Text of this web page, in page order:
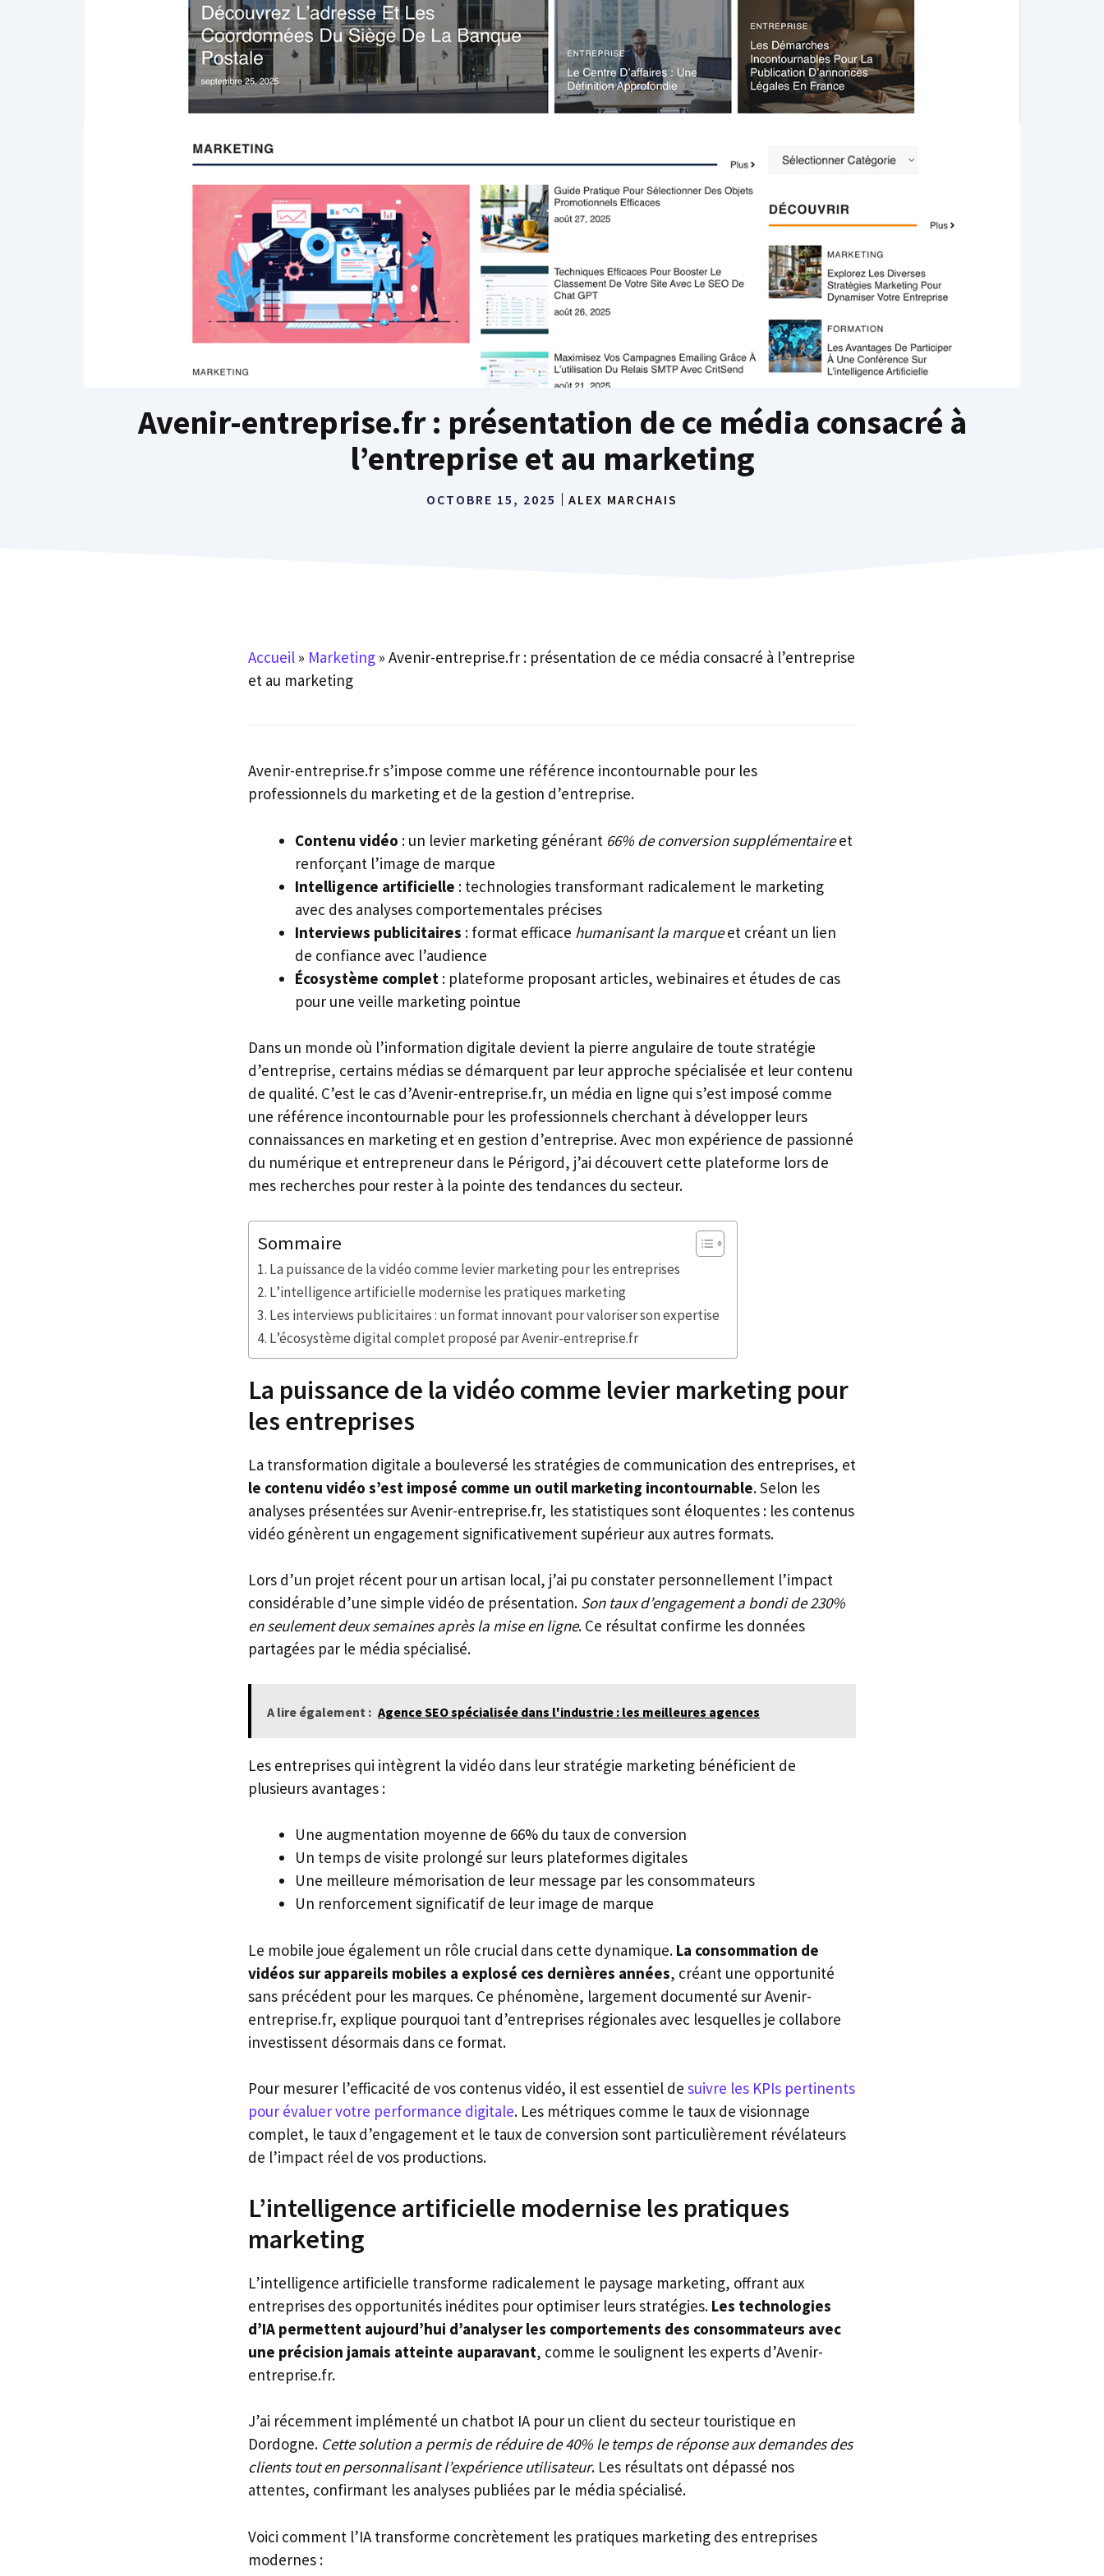
Avenir-entreprise.fr : présentation de ce média consacré à
l’entreprise et au marketing
OCTOBRE 15, 2025 ALEX MARCHAIS
Accueil » Marketing » Avenir-entreprise.fr : présentation de ce média consacré à l’entreprise
et au marketing
Avenir-entreprise.fr s’impose comme une référence incontournable pour les
professionnels du marketing et de la gestion d’entreprise.
Contenu vidéo : un levier marketing générant 66% de conversion supplémentaireet
renforçant l’image de marque
Intelligence artificielle : technologies transformant radicalement le marketing
avec des analyses comportementales précises
Interviews publicitaires : format efficace humanisant la marqueet créant un lien
de confiance avec l’audience
Écosystème complet : plateforme proposant articles, webinaires et études de cas
pour une veille marketing pointue
Dans un monde où l’information digitale devient la pierre angulaire de toute stratégie
d’entreprise, certains médias se démarquent par leur approche spécialisée et leur contenu
de qualité. C’est le cas d’Avenir-entreprise.fr, un média en ligne qui s’est imposé comme
une référence incontournable pour les professionnels cherchant à développer leurs
connaissances en marketing et en gestion d’entreprise. Avec mon expérience de passionné
du numérique et entrepreneur dans le Périgord, j’ai découvert cette plateforme lors de
mes recherches pour rester à la pointe des tendances du secteur.
Sommaire
La puissance de la vidéo comme levier marketing pour les entreprises
L’intelligence artificielle modernise les pratiques marketing
Les interviews publicitaires : un format innovant pour valoriser son expertise
L’écosystème digital complet proposé par Avenir-entreprise.fr
La puissance de la vidéo comme levier marketing pour
les entreprises
La transformation digitale a bouleversé les stratégies de communication des entreprises, et
le contenu vidéo s’est imposé comme un outil marketing incontournable. Selon les
analyses présentées sur Avenir-entreprise.fr, les statistiques sont éloquentes : les contenus
vidéo génèrent un engagement significativement supérieur aux autres formats.
Lors d’un projet récent pour un artisan local, j’ai pu constater personnellement l’impact
considérable d’une simple vidéo de présentation. Son taux d’engagement a bondi de 230%
en seulement deux semaines après la mise en ligne. Ce résultat confirme les données
partagées par le média spécialisé.
A lire également : Agence SEO spécialisée dans l'industrie : les meilleures agences
Les entreprises qui intègrent la vidéo dans leur stratégie marketing bénéficient de
plusieurs avantages :
Une augmentation moyenne de 66% du taux de conversion
Un temps de visite prolongé sur leurs plateformes digitales
Une meilleure mémorisation de leur message par les consommateurs
Un renforcement significatif de leur image de marque
Le mobile joue également un rôle crucial dans cette dynamique. La consommation de
vidéos sur appareils mobiles a explosé ces dernières années, créant une opportunité
sans précédent pour les marques. Ce phénomène, largement documenté sur Avenir-
entreprise.fr, explique pourquoi tant d’entreprises régionales avec lesquelles je collabore
investissent désormais dans ce format.
Pour mesurer l’efficacité de vos contenus vidéo, il est essentiel de suivre les KPIs pertinents
pour évaluer votre performance digitale. Les métriques comme le taux de visionnage
complet, le taux d’engagement et le taux de conversion sont particulièrement révélateurs
de l’impact réel de vos productions.
L’intelligence artificielle modernise les pratiques
marketing
L’intelligence artificielle transforme radicalement le paysage marketing, offrant aux
entreprises des opportunités inédites pour optimiser leurs stratégies. Les technologies
d’IA permettent aujourd’hui d’analyser les comportements des consommateurs avec
une précision jamais atteinte auparavant, comme le soulignent les experts d’Avenir-
entreprise.fr.
J’ai récemment implémenté un chatbot IA pour un client du secteur touristique en
Dordogne. Cette solution a permis de réduire de 40% le temps de réponse aux demandes des
clients tout en personnalisant l’expérience utilisateur. Les résultats ont dépassé nos
attentes, confirmant les analyses publiées par le média spécialisé.
Voici comment l’IA transforme concrètement les pratiques marketing des entreprises
modernes :